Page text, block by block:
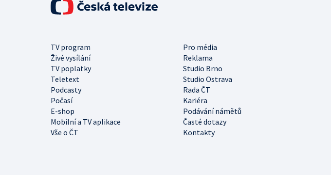
TV program
Pro média
Živé vysílání
Reklama
TV poplatky
Studio Brno
Teletext
Studio Ostrava
Podcasty
Rada ČT
Počasí
Kariéra
E-shop
Podávání námětů
Mobilní a TV aplikace
Časté dotazy
Vše o ČT
Kontakty